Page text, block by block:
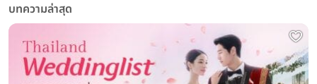
บทความล่าสุด